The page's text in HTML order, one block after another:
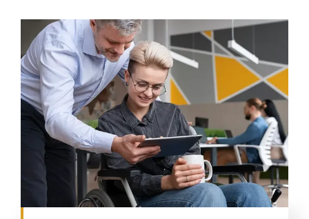
PAR GOL
Contatti